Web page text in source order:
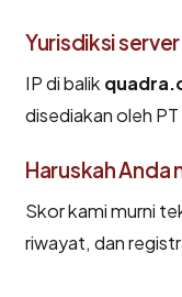
Yurisdiksi server
IP di balik
disediakan oleh
Haruskah
Skor kami murni
riwayat, dan